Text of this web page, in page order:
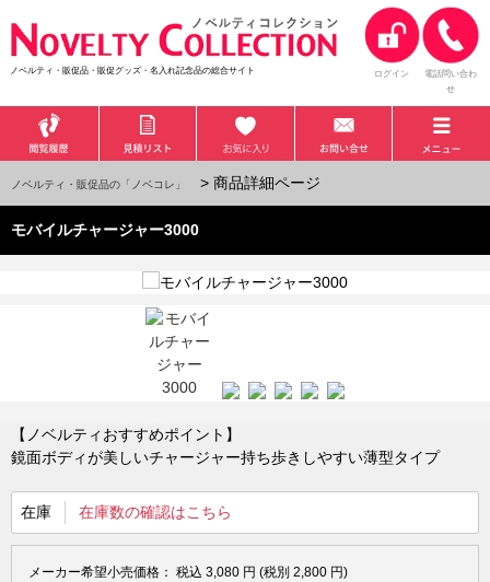
ノベルティ・販促品・販促グッズ・名入れ記念品の総合サイト ログイン
電話問い合わ
せ
ノベルティ・販促品の「ノベコレ」 > 商品詳細ページ
モバイルチャージャー3000
【ノベルティおすすめポイント】
鏡面ボディが美しいチャージャー持ち歩きしやすい薄型タイプ
在庫 在庫数の確認はこちら
メーカー希望小売価格： 税込 3,080 円 (税別 2,800 円)